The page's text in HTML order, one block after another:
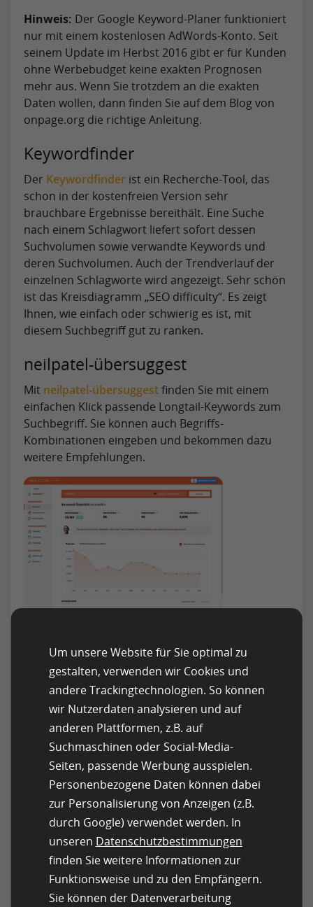
Hinweis: Der Google Keyword-Planer funktioniert
nur mit einem kostenlosen AdWords-Konto. Seit
seinem Update im Herbst 2016 gibt er für Kunden
ohne Werbebudget keine exakten Prognosen
mehr aus. Wenn Sie trotzdem an die exakten
Daten wollen, dann finden Sie auf dem Blog von
onpage.org die richtige Anleitung.
Keywordfinder
Der Keywordfinder ist ein Recherche-Tool, das
schon in der kostenfreien Version sehr
brauchbare Ergebnisse bereithält. Eine Suche
nach einem Schlagwort liefert sofort dessen
Suchvolumen sowie verwandte Keywords und
deren Suchvolumen. Auch der Trendverlauf der
einzelnen Schlagworte wird angezeigt. Sehr schön
ist das Kreisdiagramm „SEO difficulty“. Es zeigt
Ihnen, wie einfach oder schwierig es ist, mit
diesem Suchbegriff gut zu ranken.
neilpatel-übersuggest
Mit neilpatel-übersuggestfinden Sie mit einem
einfachen Klick passende Longtail-Keywords zum
Suchbegriff. Sie können auch Begriffs-
Kombinationen eingeben und bekommen dazu
weitere Empfehlungen.
(Bild: neilpatel-übersuggest)
Google-Suche
Sie können auch direkt über dieGoogle-Suche
verwandte Suchbegriffe finden. Diese stehen
immer am Ende der Ergebnisliste. Hier haben wir
einfach den Begriff „Autoreifen“ gesucht.
(Bild: Google)
Um unsere Website für Sie optimal zu
gestalten, verwenden wir Cookies und
andere Trackingtechnologien. So können
wir Nutzerdaten analysieren und auf
anderen Plattformen, z.B. auf
Suchmaschinen oder Social-Media-
Seiten, passende Werbung ausspielen.
Personenbezogene Daten können dabei
zur Personalisierung von Anzeigen (z.B.
durch Google) verwendet werden. In
unseren Datenschutzbestimmungen
finden Sie weitere Informationen zur
Funktionsweise und zu den Empfängern.
Sie können der Datenverarbeitung